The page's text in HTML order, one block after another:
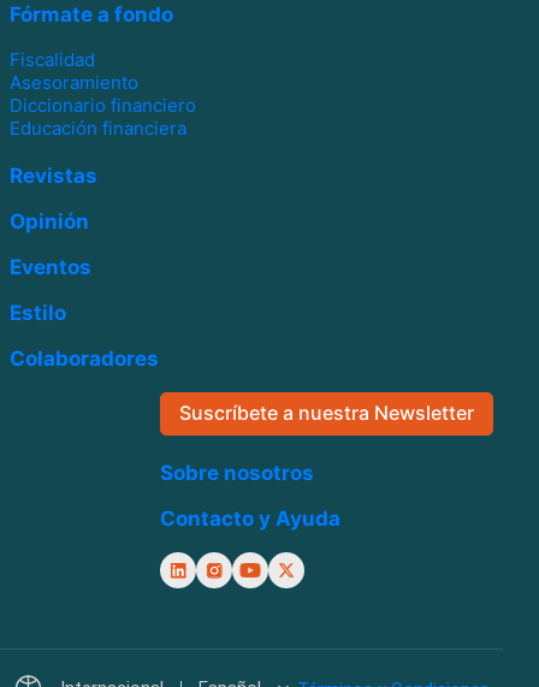
Fórmate a fondo
Fiscalidad
Asesoramiento
Diccionario financiero
Educación financiera
Revistas
Opinión
Eventos
Estilo
Colaboradores
Suscríbete a nuestra Newsletter
Sobre nosotros
Contacto y Ayuda